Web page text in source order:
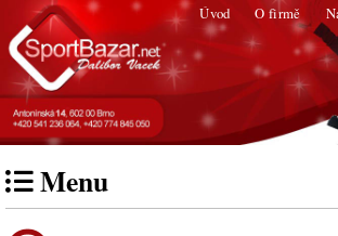
Úvod O firmě
Menu